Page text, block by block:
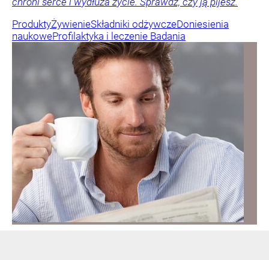
ProduktyŻywienieSkładniki odżywczeDoniesienia
naukoweProfilaktyka i leczenie Badania